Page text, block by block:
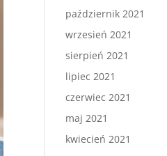
październik 2021
wrzesień 2021
sierpień 2021
lipiec 2021
czerwiec 2021
maj 2021
kwiecień 2021